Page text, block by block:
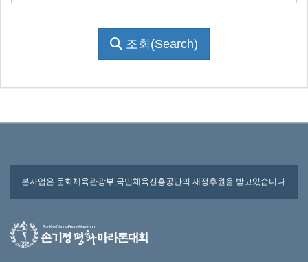
조회(Search)
본사업은 문화체육관광부,국민체육진흥공단의 재정후원을 받고있습니다.